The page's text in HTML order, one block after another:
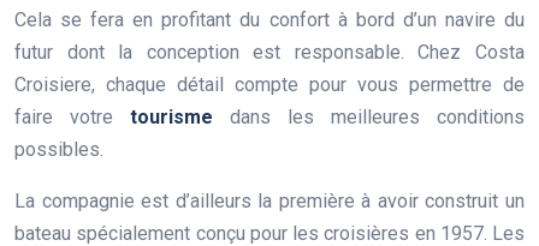
Cela se fera en profitant du confort à bord d’un navire du
futur dont la conception est responsable. Chez Costa
Croisiere, chaque détail compte pour vous permettre de
faire votre tourisme dans les meilleures conditions
possibles.
La compagnie est d’ailleurs la première à avoir construit un
bateau spécialement conçu pour les croisières en 1957. Les